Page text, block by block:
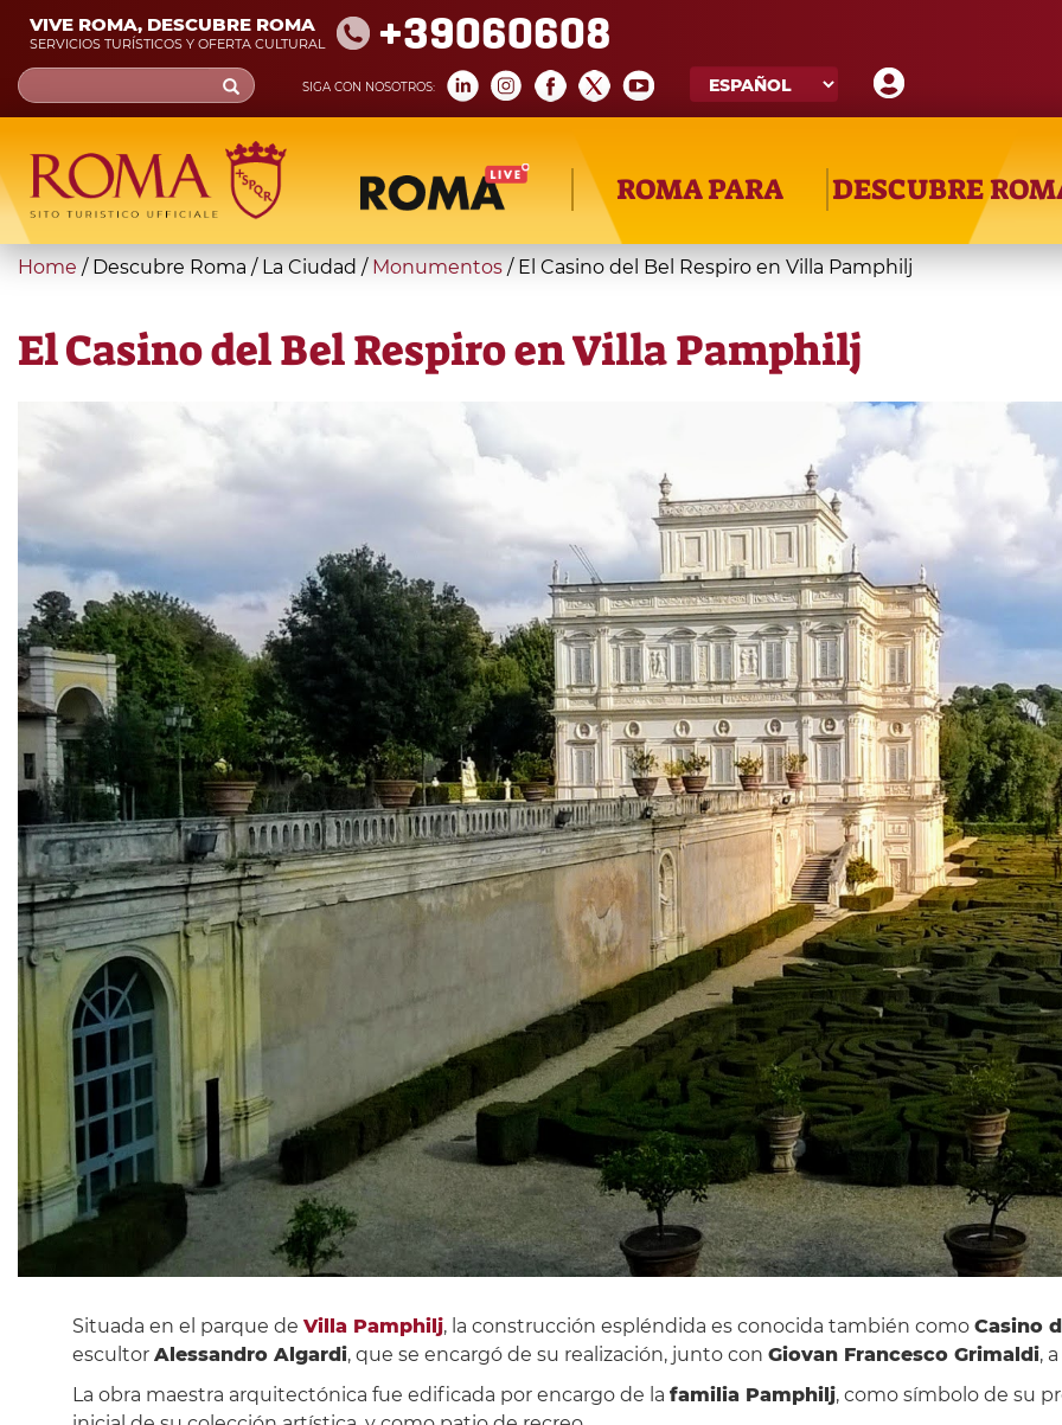
Skip
main
content
VIVE ROMA, DESCUBRE ROMA
SERVICIOS TURÍSTICOS Y OFERTA CULTURAL +39060608
SIGA CON NOSOTROS:
Search
form
Búsqueda
ROMA PARA DESCUBRE
You
here
Home / Descubre Roma / La Ciudad / Monumentos / El Casino del Bel Respiro en Villa Pamphilj
El Casino del Bel Respiro en Villa Pamphilj
Situada en el parque de Villa Pamphilj, la construcción espléndida es conocida también como Casino
escultor Alessandro Algardi, que se encargó de su realización, junto con Giovan Francesco Grimaldi,
La obra maestra arquitectónica fue edificada por encargo de la familia Pamphilj, como símbolo de su